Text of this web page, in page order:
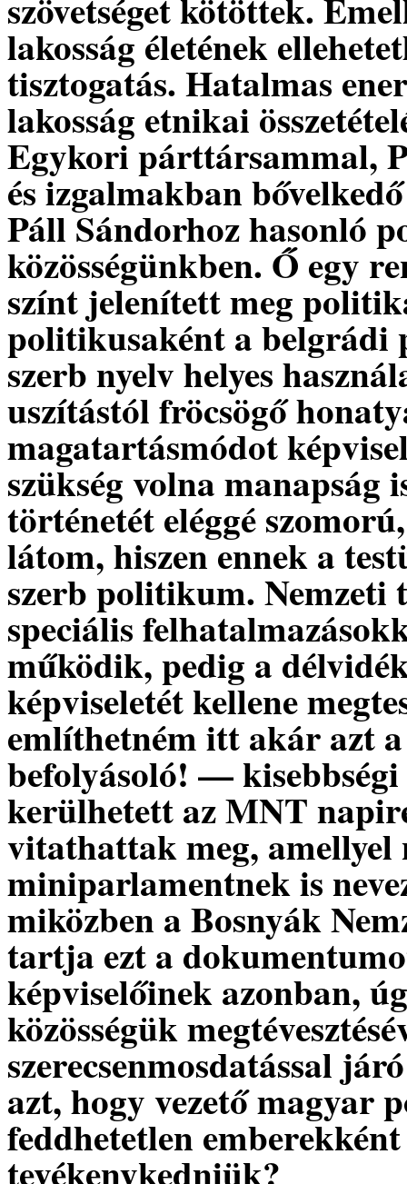
lakosság életének
tisztogatás. Hatalmas
lakosság etnikai
Egykori párttársammal,
és izgalmakban
Páll Sándorhoz hasonló
közösségünkben. Ő egy
színt jelenített meg
politikusaként a belgrádi
szerb nyelv helyes
uszítástól fröcsögő
magatartásmódot
szükség volna manapság
történetét eléggé
látom, hiszen ennek a
szerb politikum. Nemzeti
speciális
működik, pedig a
képviseletét kellene
említhetném itt akár azt
befolyásoló! — kisebbségi
kerülhetett az MNT
vitathattak meg, amellyel
miniparlamentnek is
miközben a Bosnyák
tartja ezt a
képviselőinek azonban,
közösségük
szerecsenmosdatással
azt, hogy vezető magyar
feddhetetlen
tevékenykedniük?